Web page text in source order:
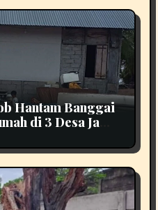
Hantam Banggai
di 3 Desa Jadi